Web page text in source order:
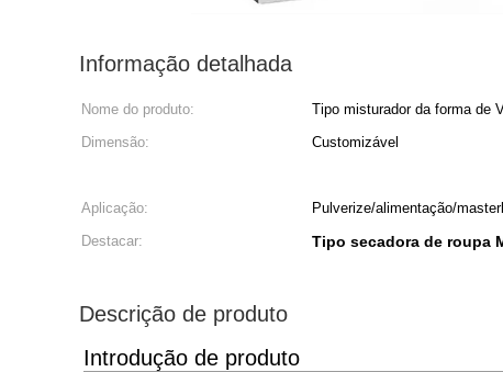
Informação detalhada
Nome do produto: Tipo misturador da forma de
Dimensão:
Customizável
Aplicação: Pulverize/alimentação/
Destacar:
Tipo secadora de roupa
Descrição de produto
Introdução de produto